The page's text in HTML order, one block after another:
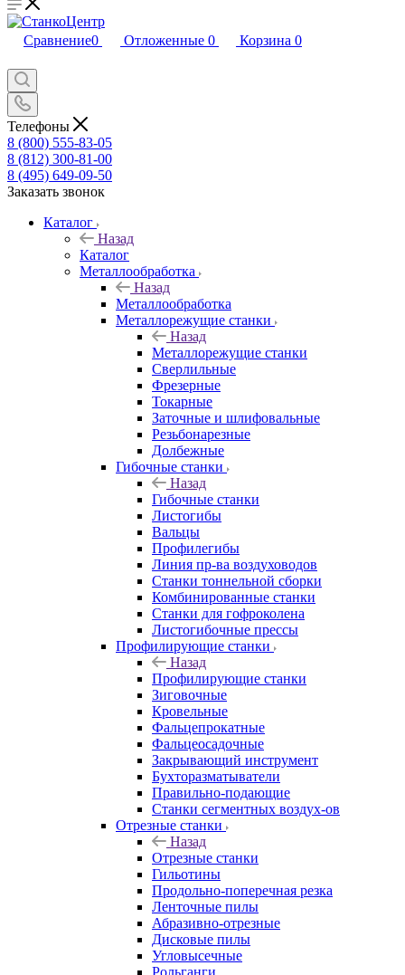
Сравнение0 Отложенные 0 Корзина 0
Телефоны
8 (800) 555-83-05
8 (812) 300-81-00
8 (495) 649-09-50
Заказать звонок
Каталог
Назад
Каталог
Металлообработка
Назад
Металлообработка
Металлорежущие станки
Назад
Металлорежущие станки
Сверлильные
Фрезерные
Токарные
Заточные и шлифовальные
Резьбонарезные
Долбежные
Гибочные станки
Назад
Гибочные станки
Листогибы
Вальцы
Профилегибы
Линия пр-ва воздуховодов
Станки тоннельной сборки
Комбинированные станки
Станки для гофроколена
Листогибочные прессы
Профилирующие станки
Назад
Профилирующие станки
Зиговочные
Кровельные
Фальцепрокатные
Фальцеосадочные
Закрывающий инструмент
Бухторазматыватели
Правильно-подающие
Станки сегментных воздух-ов
Отрезные станки
Назад
Отрезные станки
Гильотины
Продольно-поперечная резка
Ленточные пилы
Абразивно-отрезные
Дисковые пилы
Угловысечные
Рольганги